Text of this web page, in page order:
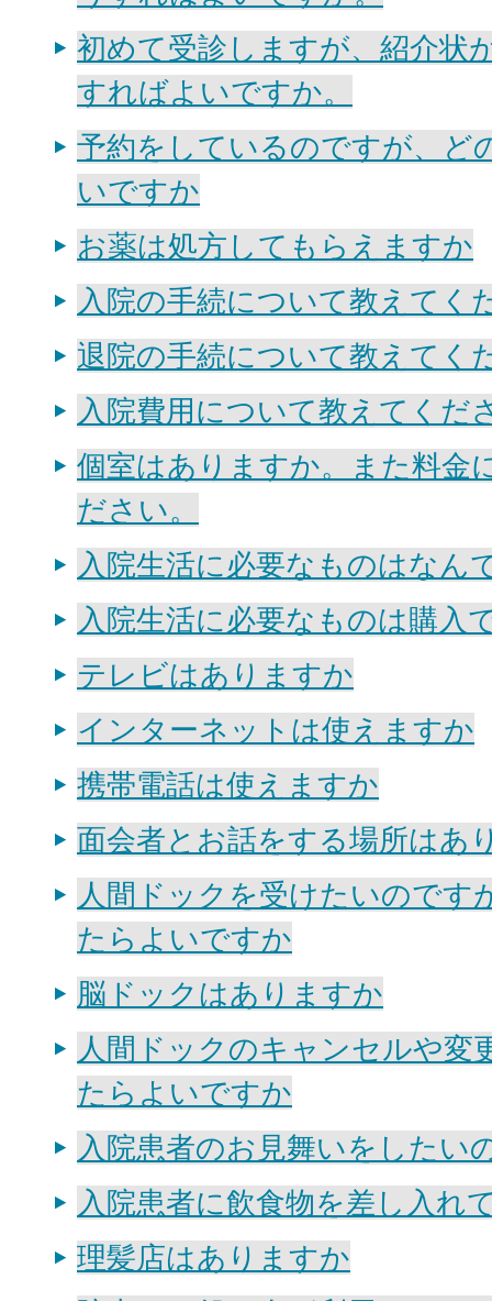
初めて受診しますが、紹介状
すればよいですか。
予約をしているのですが、ど
いですか
お薬は処方してもらえますか
入院の手続について教えてく
退院の手続について教えてく
入院費用について教えてくだ
個室はありますか。また料金
ださい。
入院生活に必要なものはなん
入院生活に必要なものは購入
テレビはありますか
インターネットは使えますか
携帯電話は使えますか
面会者とお話をする場所はあ
人間ドックを受けたいのです
たらよいですか
脳ドックはありますか
人間ドックのキャンセルや変
たらよいですか
入院患者のお見舞いをしたい
入院患者に飲食物を差し入れ
理髪店はありますか